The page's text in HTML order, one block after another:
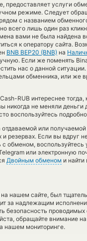
предоставляет услуги
режиме. Следует
с названием
всего лишь один раз
вами не была найдена
к оператору сайта.
BNB BEP20 (BNB) на
Если же поменять
нас о данной
обменника, или же
Cash-RUB интереснее
никогда не меняли
воспользуйтесь
отдаваемой или
и резервах. Если вы вдруг
обменом, воспользуйтесь
или электронную
Двойным обменом и
нашем сайте, был
за надлежащим
безопасность
обращайте внимание
нашем мониторинге.